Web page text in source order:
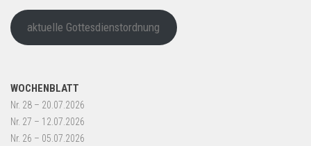
aktuelle Gottesdienstordnung
WOCHENBLATT
Nr. 28 – 20.07.2026
Nr. 27 – 12.07.2026
Nr. 26 – 05.07.2026